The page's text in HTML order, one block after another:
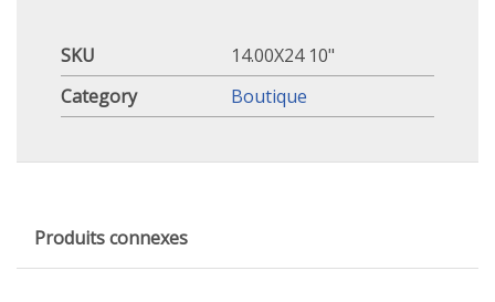
SKU
14.00X24 10"
Category
Boutique
Produits connexes